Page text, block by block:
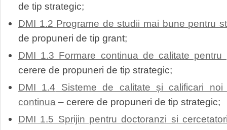
de tip strategic;
DMI 1.2 Programe de studii mai bune pentru
de propuneri de tip grant;
DMI 1.3 Formare continua de calitate
cerere de propuneri de tip strategic;
DMI 1.4 Sisteme de calitate și calificari noi
continua – cerere de propuneri de tip strategic;
DMI 1.5 Sprijin pentru doctoranzi si